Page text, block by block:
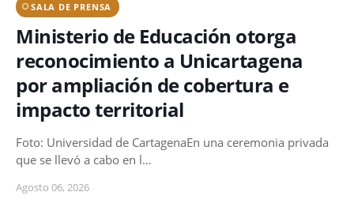
SALA DE PRENSA
Ministerio de Educación otorga
reconocimiento a Unicartagena
por ampliación de cobertura e
impacto territorial
Foto: Universidad de CartagenaEn una ceremonia privada
que se llevó a cabo en l…
Agosto 06, 2026